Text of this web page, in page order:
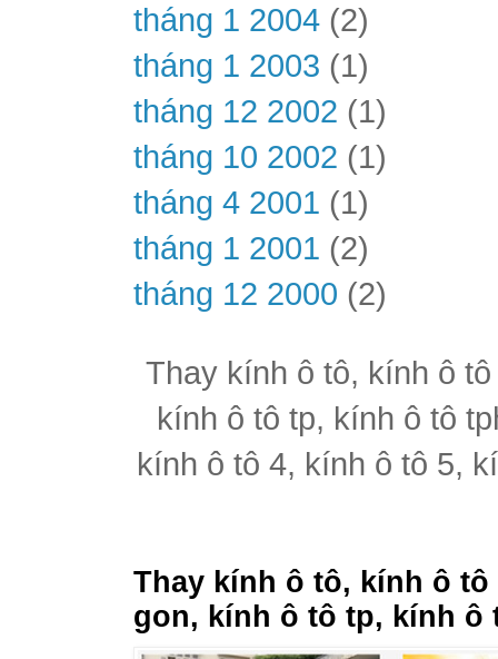
tháng 1 2004 (2)
tháng 1 2003 (1)
tháng 12 2002 (1)
tháng 10 2002 (1)
tháng 4 2001 (1)
tháng 1 2001 (2)
tháng 12 2000 (2)
Thay kính ô tô, kính ô
kính ô tô tp, kính ô tô
kính ô tô 4, kính ô tô 5,
Thay kính ô tô, kính ô
gon, kính ô tô tp, kính ô